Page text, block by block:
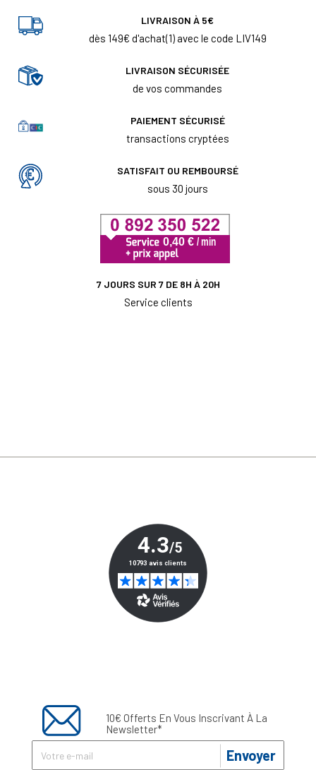
LIVRAISON À 5€
dès 149€ d'achat(1) avec le code LIV149
LIVRAISON SÉCURISÉE
de vos commandes
PAIEMENT SÉCURISÉ
transactions cryptées
SATISFAIT OU REMBOURSÉ
sous 30 jours
7 JOURS SUR 7 DE 8H À 20H
Service clients
10€ Offerts En Vous Inscrivant À La
Newsletter*
Envoyer